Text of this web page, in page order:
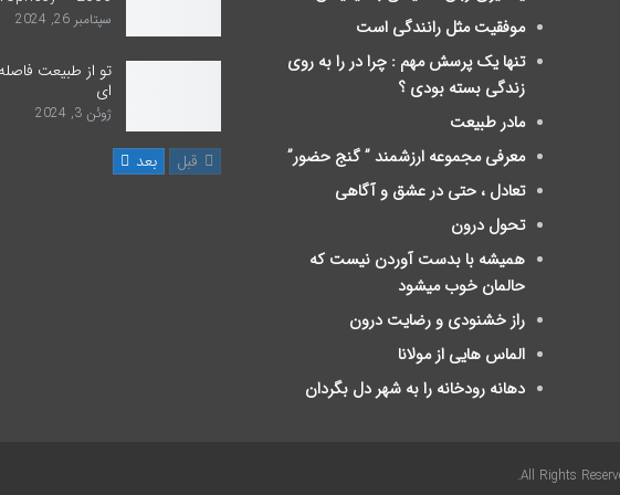
موفقیت مثل رانندگی است
تنها یک پرسش مهم : چرا در را به روی
زندگی بسته بودی ؟
مادر طبیعت
معرفی مجموعه ارزشمند ” گنج حضور”
تعادل ، حتی در عشق و آگاهی
تحول درون
ﻫﻤﯿﺸﻪ ﺑﺎ ﺑﺪﺳﺖ ﺁﻭﺭﺩﻥ ﻧﯿﺴﺖ ﮐﻪ
ﺣﺎلمان ﺧﻮﺏ ﻣﯿﺸﻮﺩ
راز خشنودی و رضایت درون
الماس هایی از مولانا
دهانه رودخانه را به شهر دل بگردان
سپتامبر 26, 2024
تو از طبیعت
ای
ژوئن 3, 2024
قبل بعد